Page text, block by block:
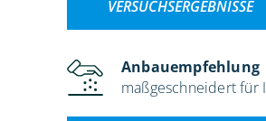
VERSUCHSERGEBNISSE
Anbauempfehlung
maßgeschneidert für